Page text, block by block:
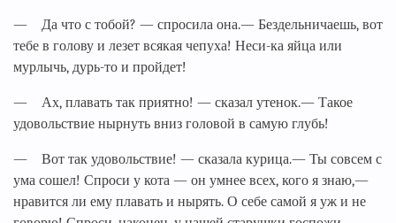
— Да что с тобой? — спросила она.— Бездельничаешь, вот
тебе в голову и лезет всякая чепуха! Неси-ка яйца или
мурлычь, дурь-то и пройдет!
— Ах, плавать так приятно! — сказал утенок.— Такое
удовольствие нырнуть вниз головой в самую глубь!
— Вот так удовольствие! — сказала курица.— Ты совсем с
ума сошел! Спроси у кота — он умнее всех, кого я знаю,—
нравится ли ему плавать и нырять. О себе самой я уж и не